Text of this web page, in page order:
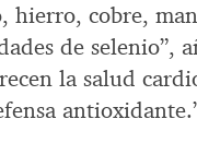
hierro, cobre,
de selenio”,
la salud